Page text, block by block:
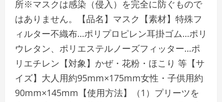
所※マスクは感染（侵入）を完全に防ぐもので
はありません。【品名】マスク【素材】特殊フ
ィルター不織布…ポリプロピレン耳掛ゴム…ポリ
ウレタン、ポリエステルノーズフィッター…ポ
リエチレン【対象】かぜ・花粉・ほこり 等【サ
イズ】大人用約95mm×175mm女性・子供用約
90mm×145mm【使用方法】（1）プリーツを